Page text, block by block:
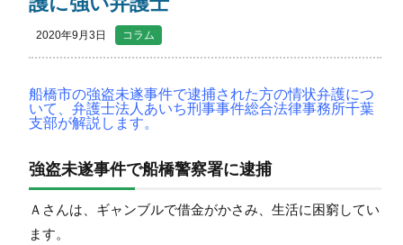
2020年9月3日 コラム
船橋市の強盗未遂事件で逮捕された方の情状弁護につ
いて、弁護士法人あいち刑事事件総合法律事務所千葉
支部が解説します。
強盗未遂事件で船橋警察署に逮捕
Ａさんは、ギャンブルで借金がかさみ、生活に困窮してい
ます。